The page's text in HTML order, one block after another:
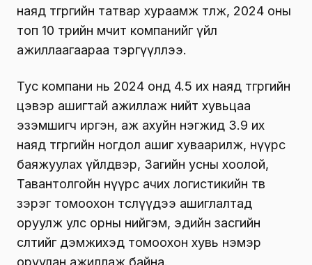
наяд төгрөгийн татвар хураамж төлж, 2024 оны
топ 10 төрийн өмчит компанийг үйл
ажиллаагаараа тэргүүллээ.
Тус компани нь 2024 онд 4.5 их наяд төгрөгийн
цэвэр ашигтай ажиллаж нийт хувьцаа
эзэмшигч иргэн, аж ахуйн нэгжид 3.9 их
наяд төгрөгийн ногдол ашиг хуваарилж, нүүрс
баяжуулах үйлдвэр, Загийн усны хоолой,
Тавантолгойн нүүрс ачих логистикийн төв
зэрэг томоохон төслүүдээ ашиглалтад
оруулж улс орны нийгэм, эдийн засгийн
өсөлтийг дэмжихэд томоохон хувь нэмэр
оруулан ажиллаж байна.